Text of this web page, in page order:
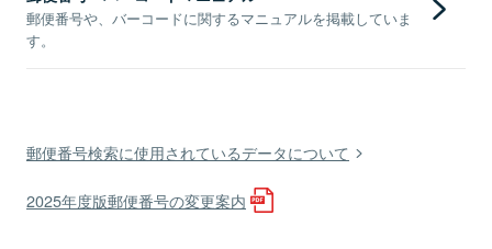
郵便番号や、バーコードに関するマニュアルを掲載していま
す。
郵便番号検索に使用されているデータについて
2025年度版郵便番号の変更案内